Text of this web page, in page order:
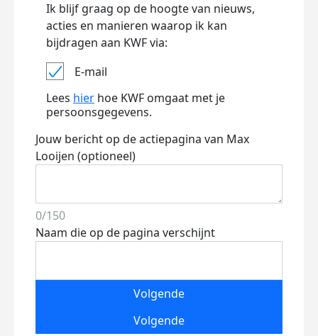
Ik blijf graag op de hoogte van nieuws,
acties en manieren waarop ik kan
bijdragen aan KWF via:
E-mail
Lees hier hoe KWF omgaat met je
persoonsgegevens.
Jouw bericht op de actiepagina van Max
Looijen (optioneel)
0/150
Naam die op de pagina verschijnt
Volgende
Volgende